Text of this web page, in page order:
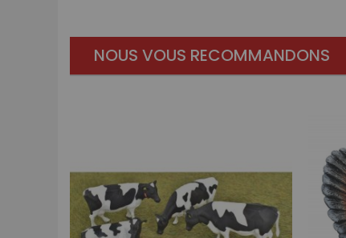
NOUS VOUS RECOMMANDONS